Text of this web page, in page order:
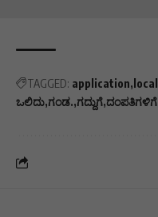
TAGGED: application local
ಒಲಿದು ಗಂಡ. ಗದ್ದುಗೆ ದಂಪತಿಗಳಿಗೆ